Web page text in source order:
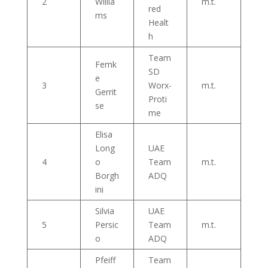
ms
red
Healt
h
3
Femk
e
Gerrit
se
Team
SD
Worx-
Proti
me
m.t.
4
Elisa
Long
o
Borgh
ini
UAE
Team
ADQ
m.t.
5
Silvia
Persic
o
UAE
Team
ADQ
m.t.
Pfeiff Team